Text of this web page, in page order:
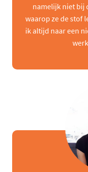
namelijk niet bij
waarop ze de stof
ik altijd naar een